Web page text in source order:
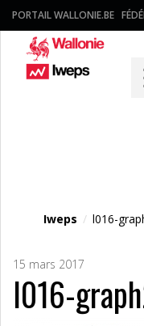
PORTAIL WALLONIE.BE
Iweps / l016-
15 mars 2017
l016-